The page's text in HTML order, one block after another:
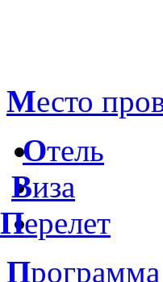
Место
Отель
Виза
Перелет
Программа